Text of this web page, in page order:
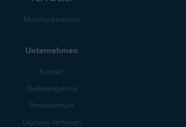
Mobilfunkanbieter
Unternehmen
Kontakt
Stellenangebote
Pressezentrum
Digitales Vertrauen